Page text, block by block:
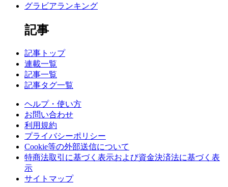
グラビアランキング
記事
記事トップ
連載一覧
記事一覧
記事タグ一覧
ヘルプ・使い方
お問い合わせ
利用規約
プライバシーポリシー
Cookie等の外部送信について
特商法取引に基づく表示および資金決済法に基づく表
示
サイトマップ